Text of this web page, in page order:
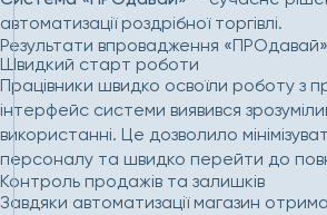
автоматизації роздрібної торгівлі.
Результати впровадження «ПРОдавай»
Швидкий старт роботи
Працівники швидко освоїли роботу з
інтерфейс системи виявився
використанні. Це дозволило
персоналу та швидко перейти до
Контроль продажів та залишків
Завдяки автоматизації магазин